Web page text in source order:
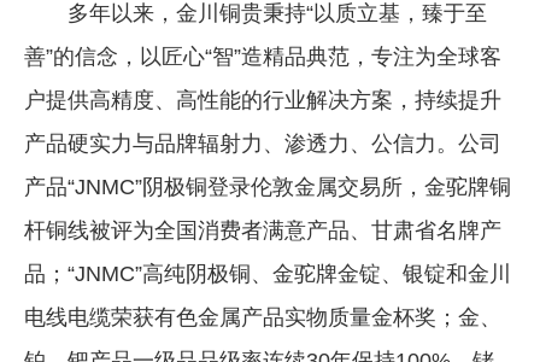
多年以来，金川铜贵秉持“以质立基，臻于至
善”的信念，以匠心“智”造精品典范，专注为全球客
户提供高精度、高性能的行业解决方案，持续提升
产品硬实力与品牌辐射力、渗透力、公信力。公司
产品“JNMC”阴极铜登录伦敦金属交易所，金驼牌铜
杆铜线被评为全国消费者满意产品、甘肃省名牌产
品；“JNMC”高纯阴极铜、金驼牌金锭、银锭和金川
电线电缆荣获有色金属产品实物质量金杯奖；金、